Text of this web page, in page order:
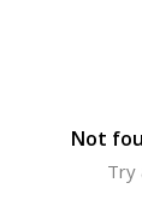
Not
Try